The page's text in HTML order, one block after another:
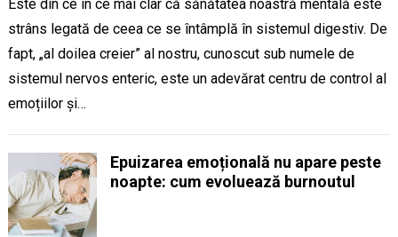
Este din ce în ce mai clar că sănătatea noastră mentală este
strâns legată de ceea ce se întâmplă în sistemul digestiv. De
fapt, „al doilea creier” al nostru, cunoscut sub numele de
sistemul nervos enteric, este un adevărat centru de control al
emoțiilor și…
Epuizarea emoțională nu apare peste
noapte: cum evoluează burnoutul